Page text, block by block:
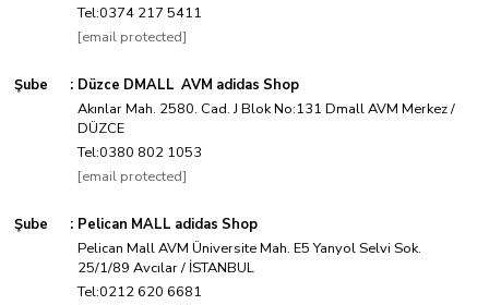
Tel:0374 217 5411
[email protected]
Şube : Düzce DMALL AVM adidas Shop
Akınlar Mah. 2580. Cad. J Blok No:131 Dmall AVM Merkez /
DÜZCE
Tel:0380 802 1053
[email protected]
Şube : Pelican MALL adidas Shop
Pelican Mall AVM Üniversite Mah. E5 Yanyol Selvi Sok.
25/1/89 Avcılar / İSTANBUL
Tel:0212 620 6681